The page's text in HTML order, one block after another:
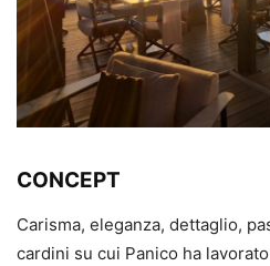
CONCEPT
Carisma, eleganza, dettaglio,
cardini su cui Panico ha